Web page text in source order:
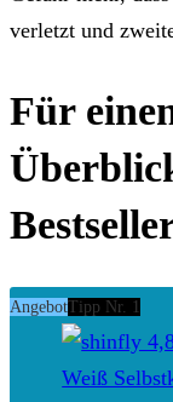
verletzt und
Für
AngebotTipp Nr. 1